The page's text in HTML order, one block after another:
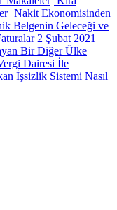
Nakit Ekonomisinden
Belgenin Geleceği ve
2 Şubat 2021
Bir Diğer Ülke
Dairesi İle
İşsizlik Sistemi Nasıl